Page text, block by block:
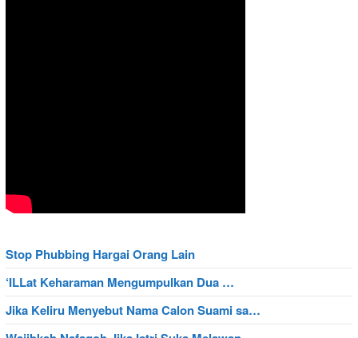
Stop Phubbing Hargai Orang Lain
‘ILLat Keharaman Mengumpulkan Dua …
Jika Keliru Menyebut Nama Calon Suami sa…